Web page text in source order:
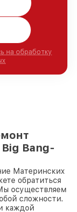
на обработку
Bang-
Материнских
обратиться
осуществляем
сложности.
каждой